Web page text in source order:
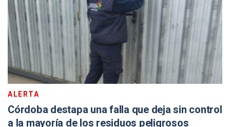
ALERTA
Córdoba destapa una falla que deja sin control
a la mayoría de los residuos peligrosos